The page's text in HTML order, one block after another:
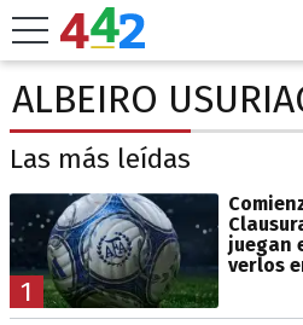
ALBEIRO
Las más leídas
1
juegan
verlos